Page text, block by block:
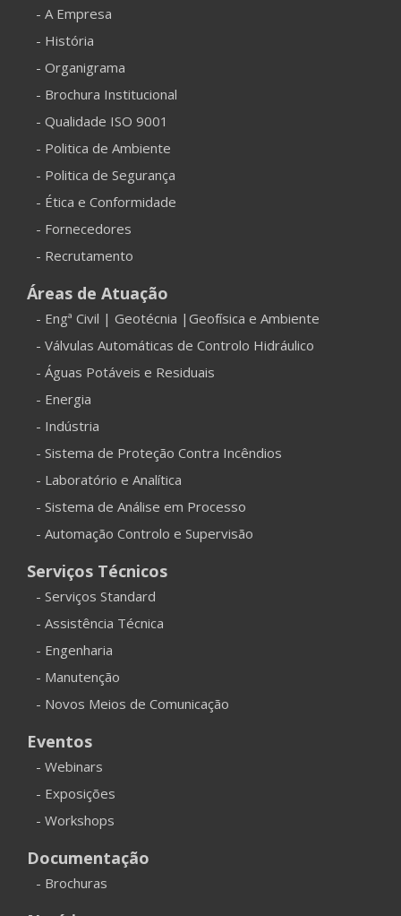
- A Empresa
- História
- Organigrama
- Brochura Institucional
- Qualidade ISO 9001
- Politica de Ambiente
- Politica de Segurança
- Ética e Conformidade
- Fornecedores
- Recrutamento
Áreas de Atuação
- Engª Civil | Geotécnia |Geofísica e Ambiente
- Válvulas Automáticas de Controlo Hidráulico
- Águas Potáveis e Residuais
- Energia
- Indústria
- Sistema de Proteção Contra Incêndios
- Laboratório e Analítica
- Sistema de Análise em Processo
- Automação Controlo e Supervisão
Serviços Técnicos
- Serviços Standard
- Assistência Técnica
- Engenharia
- Manutenção
- Novos Meios de Comunicação
Eventos
- Webinars
- Exposições
- Workshops
Documentação
- Brochuras